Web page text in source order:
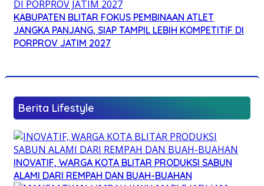
KABUPATEN BLITAR FOKUS PEMBINAAN ATLET
JANGKA PANJANG, SIAP TAMPIL LEBIH KOMPETITIF DI
PORPROV JATIM 2027
Berita Lifestyle
INOVATIF, WARGA KOTA BLITAR PRODUKSI SABUN
ALAMI DARI REMPAH DAN BUAH-BUAHAN